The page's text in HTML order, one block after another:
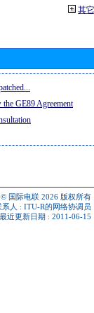
其
GE89 Agreement
© 国际电联 2026 版权所有
系人 : ITU-R的网络协调员
最近更新日期 : 2011-06-15